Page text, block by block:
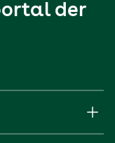
der